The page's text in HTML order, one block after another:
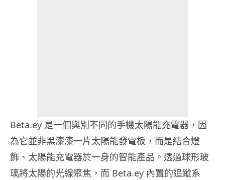
Beta.ey 是一個與別不同的手機太陽能充電器，因
為它並非黑漆漆一片太陽能發電板，而是結合燈
飾、太陽能充電器於一身的智能產品。透過球形玻
璃將太陽的光線聚焦，而 Beta.ey 內置的追蹤系